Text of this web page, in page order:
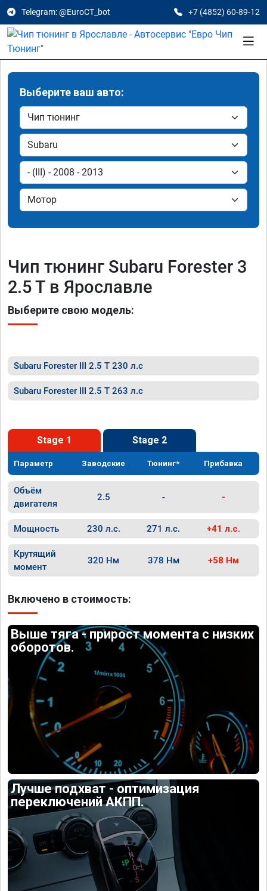
Telegram: @EuroCT_bot +7 (4852) 60-89-12
Выберите ваш авто:
Чип тюнинг Subaru Forester 3
2.5 T в Ярославле
Выберите свою модель:
Subaru Forester III 2.5 T 230 л.с
Subaru Forester III 2.5 T 263 л.с
Stage 1 Stage 2
Параметр Заводские Тюнинг* Прибавка
Объём
двигателя
2.5 - -
Мощность 230 л.с. 271 л.с. +41 л.с.
Крутящий
момент
320 Нм 378 Нм +58 Нм
Включено в стоимость:
Выше тяга - прирост момента с низких
оборотов.
Лучше подхват - оптимизация
переключений АКПП.